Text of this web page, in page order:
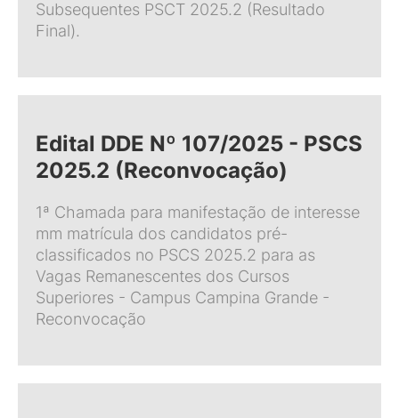
Subsequentes PSCT 2025.2 (Resultado
Final).
Edital DDE Nº 107/2025 - PSCS
2025.2 (Reconvocação)
1ª Chamada para manifestação de interesse
mm matrícula dos candidatos pré-
classificados no PSCS 2025.2 para as
Vagas Remanescentes dos Cursos
Superiores - Campus Campina Grande -
Reconvocação